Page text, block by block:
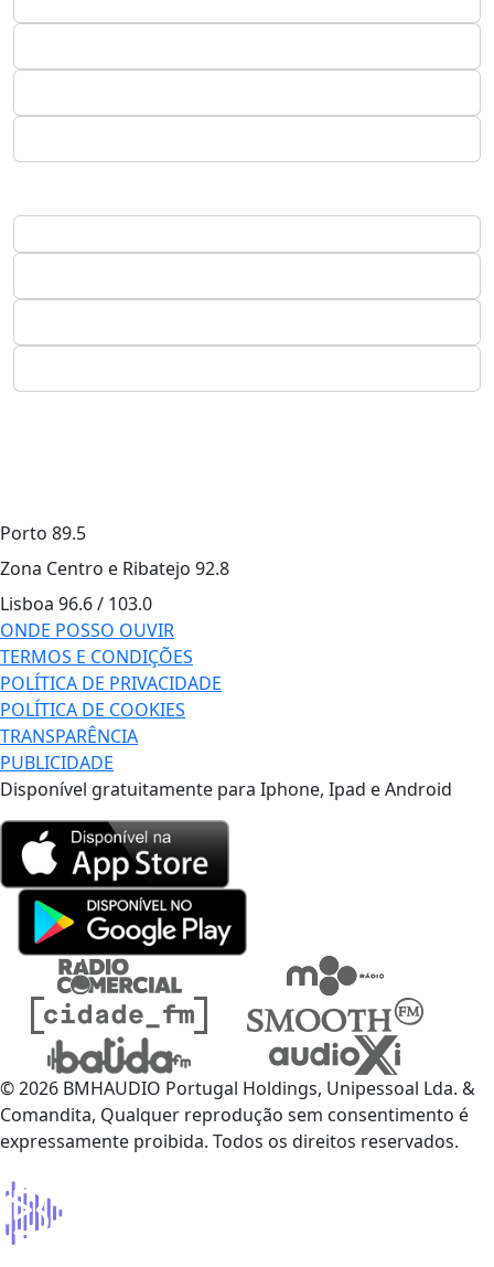
Porto 89.5
Zona Centro e Ribatejo 92.8
Lisboa 96.6 / 103.0
ONDE POSSO OUVIR
TERMOS E CONDIÇÕES
POLÍTICA DE PRIVACIDADE
POLÍTICA DE COOKIES
TRANSPARÊNCIA
PUBLICIDADE
Disponível gratuitamente para Iphone, Ipad e Android
© 2026 BMHAUDIO Portugal Holdings, Unipessoal Lda. &
Comandita, Qualquer reprodução sem consentimento é
expressamente proibida. Todos os direitos reservados.